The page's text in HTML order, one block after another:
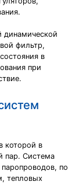
динамической
фильтр,
в
при
которой в
пар. Система
по
тепловых